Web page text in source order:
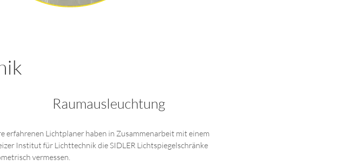
Raumausleuchtung
erfahrenen Lichtplaner haben in Zusammenarbeit mit einem
Institut für Lichttechnik die SIDLER Lichtspiegelschränke
vermessen.